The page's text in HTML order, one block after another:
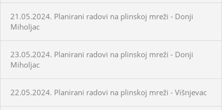
21.05.2024. Planirani radovi na plinskoj mreži - Donji
Miholjac
23.05.2024. Planirani radovi na plinskoj mreži - Donji
Miholjac
22.05.2024. Planirani radovi na plinskoj mreži - Višnjevac